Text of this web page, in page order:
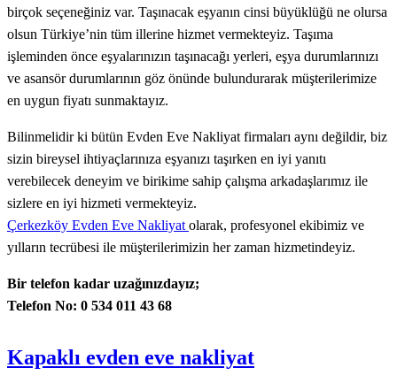
birçok seçeneğiniz var. Taşınacak eşyanın cinsi büyüklüğü ne olursa
olsun Türkiye’nin tüm illerine hizmet vermekteyiz. Taşıma
işleminden önce eşyalarınızın taşınacağı yerleri, eşya durumlarınızı
ve asansör durumlarının göz önünde bulundurarak müşterilerimize
en uygun fiyatı sunmaktayız.
Bilinmelidir ki bütün Evden Eve Nakliyat firmaları aynı değildir, biz
sizin bireysel ihtiyaçlarınıza eşyanızı taşırken en iyi yanıtı
verebilecek deneyim ve birikime sahip çalışma arkadaşlarımız ile
sizlere en iyi hizmeti vermekteyiz.
Çerkezköy Evden Eve Nakliyat olarak, profesyonel ekibimiz ve
yılların tecrübesi ile müşterilerimizin her zaman hizmetindeyiz.
Bir telefon kadar uzağınızdayız;
Telefon No: 0 534 011 43 68
Kapaklı evden eve nakliyat